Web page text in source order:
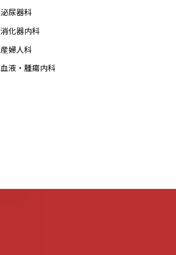
泌尿器科
消化器内科
産婦人科
血液・腫瘍内科